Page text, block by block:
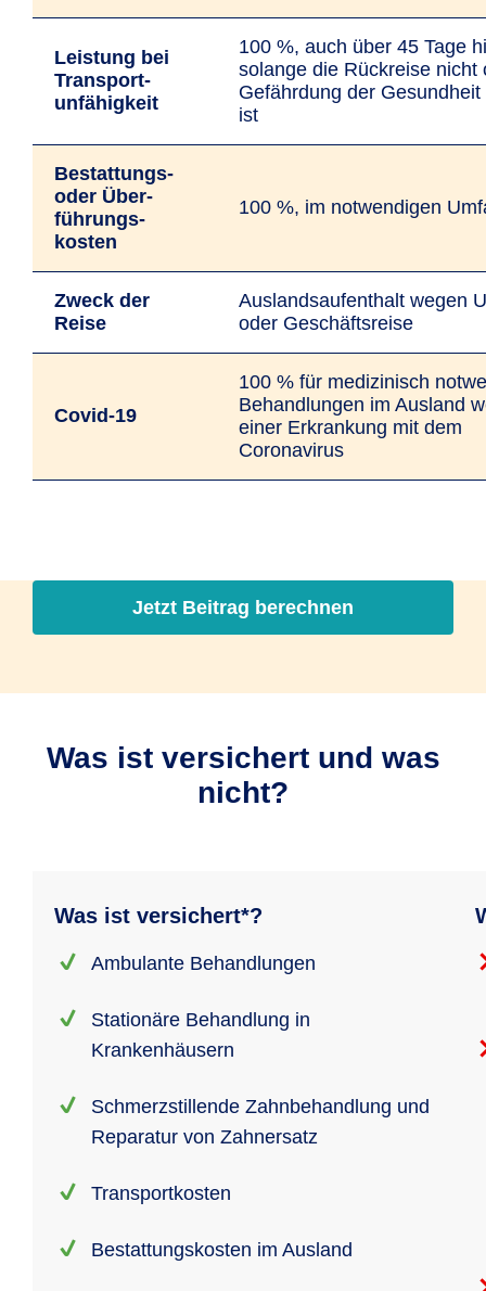
Leistung bei
Transport­
unfähigkeit
100 %, auch über 45 Tage
solange die Rückreise nicht
Gefährdung der Gesundheit
ist
Bestattungs-
oder Über­
führungs­
kosten
100 %, im notwendigen
Zweck der
Reise
Auslandsaufenthalt wegen
oder Geschäfts­reise
Covid-19
100 % für medizinisch
Behandlungen im Ausland
einer Erkrankung mit dem
Coronavirus
Jetzt Beitrag berechnen
Was ist versichert und was
nicht?
Was ist versichert*?
Ambulante Behandlungen
Stationäre Behandlung in
Krankenhäusern
Schmerzstillende Zahnbehandlung und
Reparatur von Zahnersatz
Transportkosten
Bestattungskosten im Ausland